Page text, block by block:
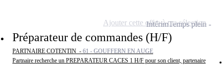
Préparateur de commandes (H/F)
PARTNAIRE COTENTIN - 61 - GOUFFERN EN AUGE
Partnaire recherche un PREPARATEUR CACES 1 H/F pour son client, partenaire
IntérimTemps plein
Ajouter cette offre à ma sélection